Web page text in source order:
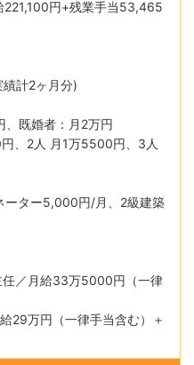
221,100円+残業手当53,465
計2ヶ月分)
既婚者：月2万円
、2人 月1万5500円、3人
ーター5,000円/月、2級建築
／月給33万5000円（一律
29万円（一律手当含む）＋